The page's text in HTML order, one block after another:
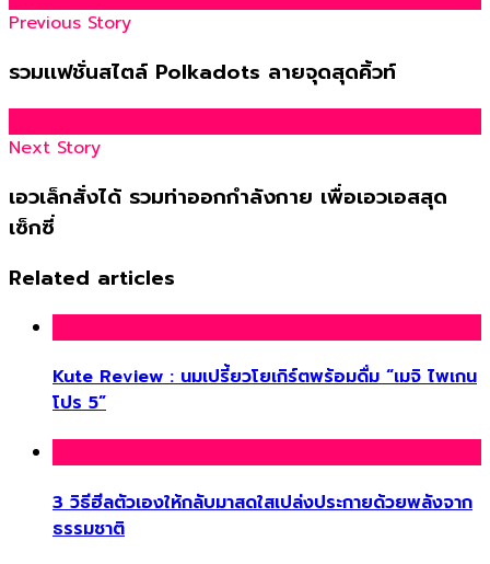
Previous Story
รวมเเฟชั่นสไตล์ Polkadots ลายจุดสุดคิ้วท์
Next Story
เอวเล็กสั่งได้ รวมท่าออกกำลังกาย เพื่อเอวเอสสุด
เซ็กซี่
Related articles
Kute Review : นมเปรี้ยวโยเกิร์ตพร้อมดื่ม “เมจิ ไพเกน
โปร 5”
3 วิธีฮีลตัวเองให้กลับมาสดใสเปล่งประกายด้วยพลังจาก
ธรรมชาติ